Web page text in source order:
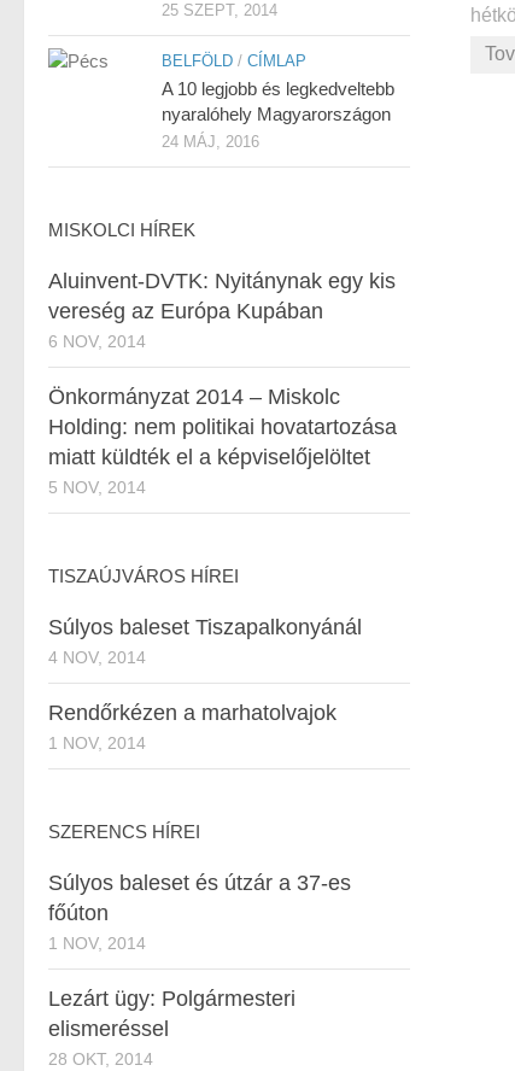
25 SZEPT, 2014
BELFÖLD / CÍMLAP
A 10 legjobb és legkedveltebb
nyaralóhely Magyarországon
24 MÁJ, 2016
MISKOLCI HÍREK
Aluinvent-DVTK: Nyitánynak egy kis
vereség az Európa Kupában
6 NOV, 2014
Önkormányzat 2014 – Miskolc
Holding: nem politikai hovatartozása
miatt küldték el a képviselőjelöltet
5 NOV, 2014
TISZAÚJVÁROS HÍREI
Súlyos baleset Tiszapalkonyánál
4 NOV, 2014
Rendőrkézen a marhatolvajok
1 NOV, 2014
SZERENCS HÍREI
Súlyos baleset és útzár a 37-es
főúton
1 NOV, 2014
Lezárt ügy: Polgármesteri
elismeréssel
28 OKT, 2014